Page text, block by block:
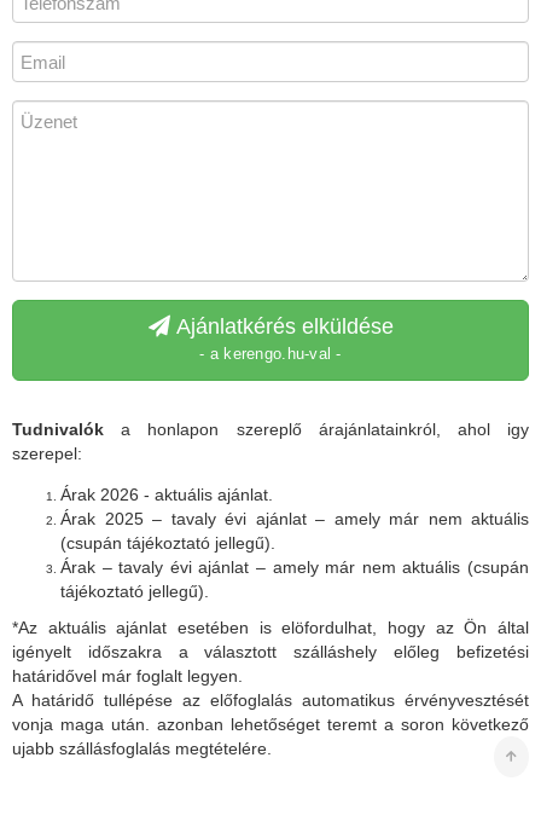
Ajánlatkérés elküldése
- a kerengo.hu-val -
Tudnivalók a honlapon szereplő árajánlatainkról, ahol igy
szerepel:
Árak 2026 - aktuális ajánlat.
Árak 2025 – tavaly évi ajánlat – amely már nem aktuális
(csupán tájékoztató jellegű).
Árak – tavaly évi ajánlat – amely már nem aktuális (csupán
tájékoztató jellegű).
*Az aktuális ajánlat esetében is elöfordulhat, hogy az Ön által
igényelt időszakra a választott szálláshely előleg befizetési
határidővel már foglalt legyen.
A határidő tullépése az előfoglalás automatikus érvényvesztését
vonja maga után. azonban lehetőséget teremt a soron következő
ujabb szállásfoglalás megtételére.